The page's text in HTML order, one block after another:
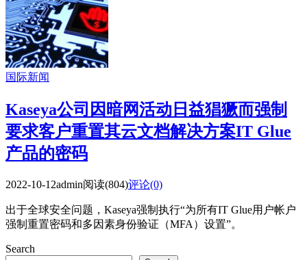
国际新闻
Kaseya公司因暗网活动日益猖獗而强制
要求客户重置其云文档解决方案IT Glue
产品的密码
2022-10-12admin阅读(804)评论(0)
出于全球安全问题，Kaseya强制执行“为所有IT Glue用户帐户
强制重置密码和多因素身份验证（MFA）设置”。
Search